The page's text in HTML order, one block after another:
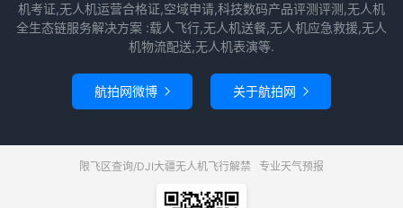
机考证,无人机运营合格证,空域申请,科技数码产品评测评测,无人机
全生态链服务解决方案 :载人飞行,无人机送餐,无人机应急救援,无人
机物流配送,无人机表演等.
航拍网微博  关于航拍网 
限飞区查询/DJI大疆无人机飞行解禁 专业天气预报